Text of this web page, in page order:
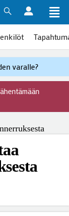
varalle?